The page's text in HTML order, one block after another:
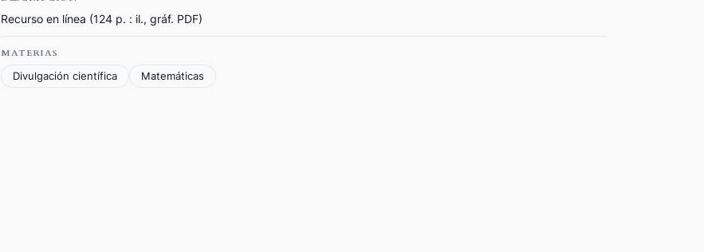
Recurso en línea (124 p. : il., gráf. PDF)
MATERIAS
Divulgación científica
Matemáticas